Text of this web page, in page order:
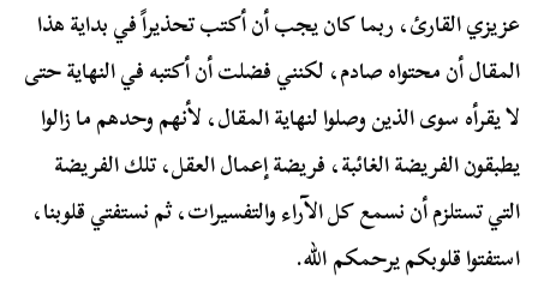
عزيزي القارئ، ربما كان يجب أن أكتب تحذيراً في بداية هذا
المقال أن محتواه صادم، لكنني فضلت أن أكتبه في النهاية حتى
لا يقرأه سوى الذين وصلوا لنهاية المقال، لأنهم وحدهم ما زالوا
يطبقون الفريضة الغائبة، فريضة إعمال العقل، تلك الفريضة
التي تستلزم أن نسمع كل الآراء والتفسيرات، ثم نستفتي قلوبنا،
استفتوا قلوبكم يرحمكم الله.